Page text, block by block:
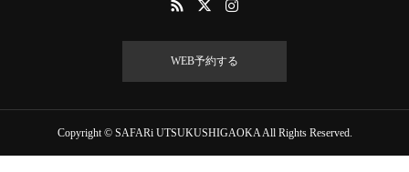
WEB予約する
Copyright © SAFARi UTSUKUSHIGAOKA All Rights Reserved.